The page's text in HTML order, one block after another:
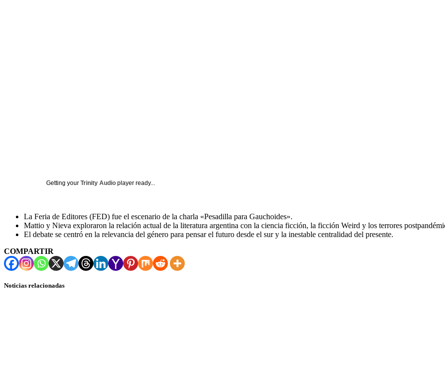
Getting your Trinity Audio player ready...
La Feria de Editores (FED) fue el escenario de la charla «Pesadilla para Gauchoides».
Mattio y Nieva exploraron la relación actual de la literatura argentina con la ciencia ficción, la ficción Weird y los terrores
El debate se centró en la relevancia del género para pensar el futuro desde el sur y la inestable centralidad del presente.
COMPARTIR
Noticias relacionadas